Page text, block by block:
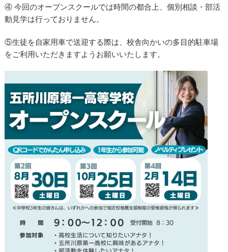
④ 今回のオープンスクールでは時間の都合上、個別相談・部活
動見学は行っておりません。
⑤生徒を自家用車で送迎する際は、校舎向かいの多目的駐車場
をご利用いただきますようお願いいたします。